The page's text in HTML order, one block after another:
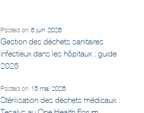
Posted on8 juin 2026
Gestion des déchets sanitaires
infectieux dans les hôpitaux : guide
2025
Posted on 15 mai 2026
Stérilisation des déchets médicaux :